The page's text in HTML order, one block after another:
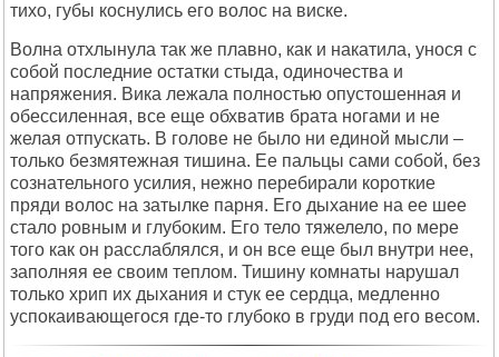
тихо, губы коснулись его волос на виске.
Волна отхлынула так же плавно, как и накатила, унося с
собой последние остатки стыда, одиночества и
напряжения. Вика лежала полностью опустошенная и
обессиленная, все еще обхватив брата ногами и не
желая отпускать. В голове не было ни единой мысли –
только безмятежная тишина. Ее пальцы сами собой, без
сознательного усилия, нежно перебирали короткие
пряди волос на затылке парня. Его дыхание на ее шее
стало ровным и глубоким. Его тело тяжелело, по мере
того как он расслаблялся, и он все еще был внутри нее,
заполняя ее своим теплом. Тишину комнаты нарушал
только хрип их дыхания и стук ее сердца, медленно
успокаивающегося где-то глубоко в груди под его весом.